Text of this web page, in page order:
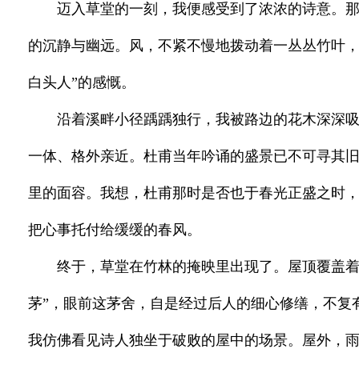
迈入草堂的一刻，我便感受到了浓浓的诗意。
的沉静与幽远。风，不紧不慢地拨动着一丛丛竹叶
白头人”的感慨。
沿着溪畔小径踽踽独行，我被路边的花木深深
一体、格外亲近。杜甫当年吟诵的盛景已不可寻其
里的面容。我想，杜甫那时是否也于春光正盛之时
把心事托付给缓缓的春风。
终于，草堂在竹林的掩映里出现了。屋顶覆盖
茅”，眼前这茅舍，自是经过后人的细心修缮，不
我仿佛看见诗人独坐于破败的屋中的场景。屋外，